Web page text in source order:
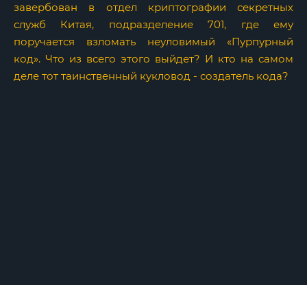
завербован в отдел криптографии секретных
служб Китая, подразделение 701, где ему
поручается взломать неуловимый «Пурпурный
код». Что из всего этого выйдет? И кто на самом
деле тот таинственный кукловод - создатель кода?